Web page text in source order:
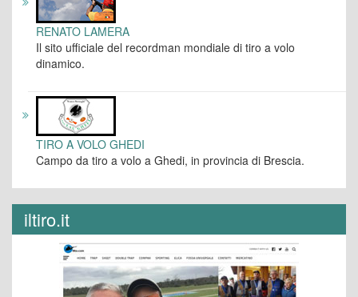
RENATO LAMERA
Il sito ufficiale del recordman mondiale di tiro a volo
dinamico.
TIRO A VOLO GHEDI
Campo da tiro a volo a Ghedi, in provincia di Brescia.
iltiro.it